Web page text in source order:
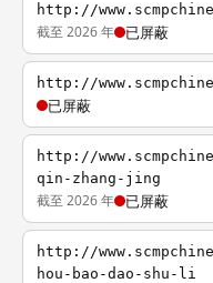
http://
截至 2026 年 已屏蔽
http://
已屏蔽
http://
qin-zhang-jing
截至 2026 年 已屏蔽
http://
hou-bao-dao-shu-li